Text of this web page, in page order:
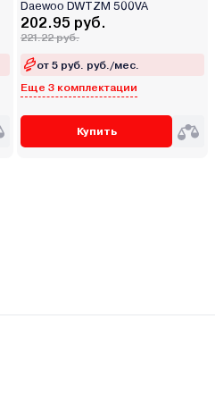
Daewoo DWTZM 500VA
202.95 руб.
221.22 руб.
от 5 руб. руб./мес.
Еще 3 комплектации
Купить